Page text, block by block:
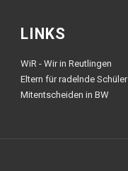
LINKS
WiR - Wir in Reutlingen
Eltern für radelnde Schüler
Mitentscheiden in BW